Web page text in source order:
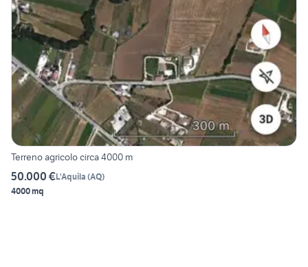
Terreno agricolo circa 4000 m
50.000 €L'Aquila (AQ)
4000 mq